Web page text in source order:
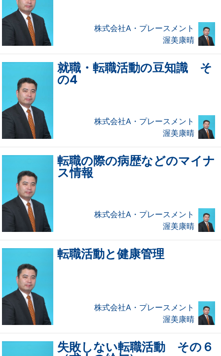
株式会社A・プレースメント
渥美康晴
就職・転職活動の豆知識 そ
の4
株式会社A・プレースメント
渥美康晴
転職の際の病歴などのマイナ
ス情報
株式会社A・プレースメント
渥美康晴
転職活動と健康管理
株式会社A・プレースメント
渥美康晴
失敗しない転職活動 その６